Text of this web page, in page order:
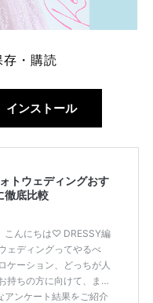
・購読
インストール
トウェディングおす
徹底比較
こんにちは♡ DRESSY編
ェディングってやるべ
ケーション、どっちが人
持ちの方に向けて、まず
アンケート結果をご紹介